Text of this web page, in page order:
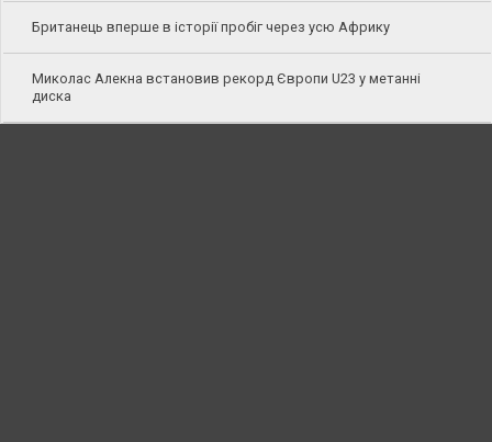
Британець вперше в історії пробіг через усю Африку
Миколас Алекна встановив рекорд Європи U23 у метанні
диска